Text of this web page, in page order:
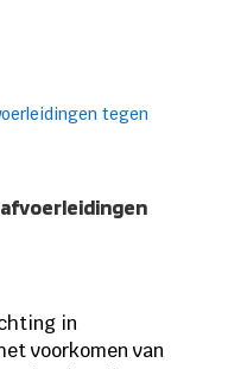
in
voorkomen van